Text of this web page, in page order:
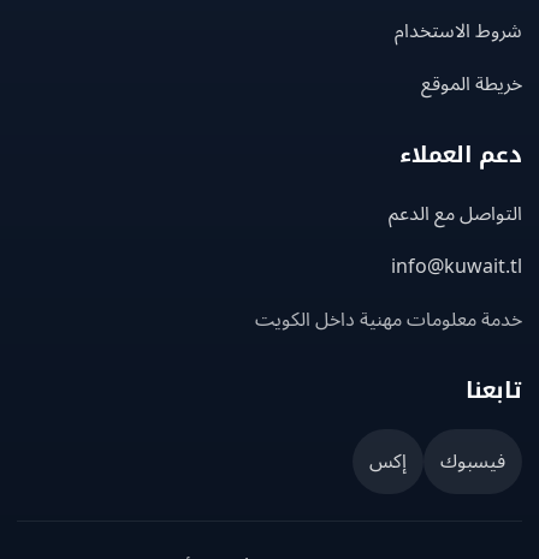
الاستخدام
الموقع
العملاء
مع الدعم
معلومات مهنية داخل الكويت
إكس